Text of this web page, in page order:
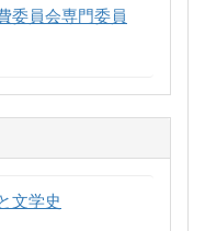
委員会専門委員
文学史